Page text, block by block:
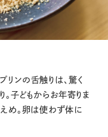
ンの舌触りは、驚く
。子どもからお年寄りま
め。卵は使わず体に